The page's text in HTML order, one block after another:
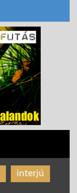
interjú